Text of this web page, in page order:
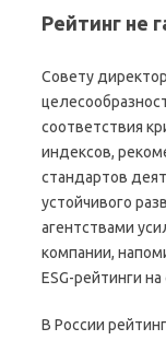
Рейтинг не
Совету
соответствия
индексов,
стандартов
устойчивого
агентствами
компании,
ESG-рейтинги
В России